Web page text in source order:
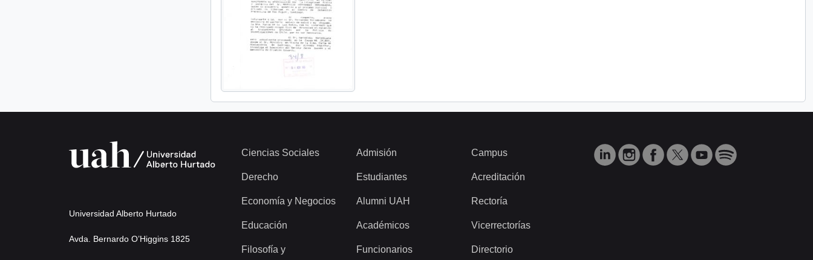
Universidad Alberto Hurtado
Avda. Bernardo O’Higgins 1825
Ciencias Sociales
Derecho
Economía y Negocios
Educación
Filosofía y
Admisión
Estudiantes
Alumni UAH
Académicos
Funcionarios
Campus
Acreditación
Rectoría
Vicerrectorías
Directorio